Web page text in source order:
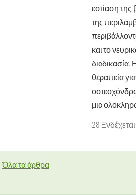
εστίαση της
της
και το
διαδικασία.
θεραπεία
μια
28
Όλα τα άρθρα